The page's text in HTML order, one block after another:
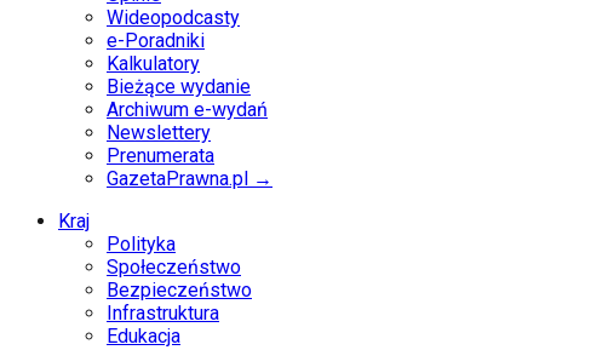
Wideopodcasty
e-Poradniki
Kalkulatory
Bieżące wydanie
Archiwum e-wydań
Newslettery
Prenumerata
GazetaPrawna.pl →
Kraj
Polityka
Społeczeństwo
Bezpieczeństwo
Infrastruktura
Edukacja